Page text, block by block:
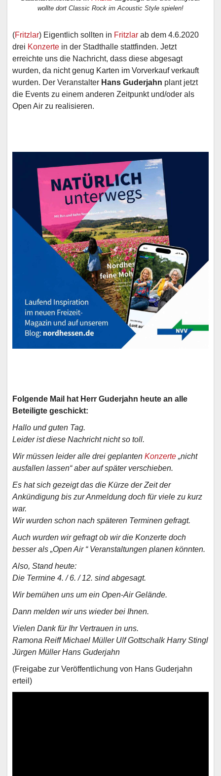
wollte dort Classic Rock im Acoustic Style spielen!
(Fritzlar) Eigentlich sollten in Fritzlar ab dem 4.6.2020
drei Konzerte in der Stadthalle stattfinden. Jetzt
erreichte uns die Nachricht, dass diese abgesagt
wurden, da nicht genug Karten im Vorverkauf verkauft
wurden. Der Veranstalter Hans Guderjahn plant jetzt
die Events zu einem anderen Zeitpunkt und/oder als
Open Air zu realisieren.
Folgende Mail hat Herr Guderjahn heute an alle
Beteiligte geschickt:
Hallo und guten Tag.
Leider ist diese Nachricht nicht so toll.
Wir müssen leider alle drei geplanten Konzerte „nicht
ausfallen lassen“ aber auf später verschieben.
Es hat sich gezeigt das die Kürze der Zeit der
Ankündigung bis zur Anmeldung doch für viele zu kurz
war.
Wir wurden schon nach späteren Terminen gefragt.
Auch wurden wir gefragt ob wir die Konzerte doch
besser als „Open Air “ Veranstaltungen planen könnten.
Also, Stand heute:
Die Termine 4. / 6. / 12. sind abgesagt.
Wir bemühen uns um ein Open-Air Gelände.
Dann melden wir uns wieder bei Ihnen.
Vielen Dank für Ihr Vertrauen in uns.
Ramona Reiff Michael Müller Ulf Gottschalk Harry Stingl
Jürgen Müller Hans Guderjahn
(Freigabe zur Veröffentlichung von Hans Guderjahn
erteil)